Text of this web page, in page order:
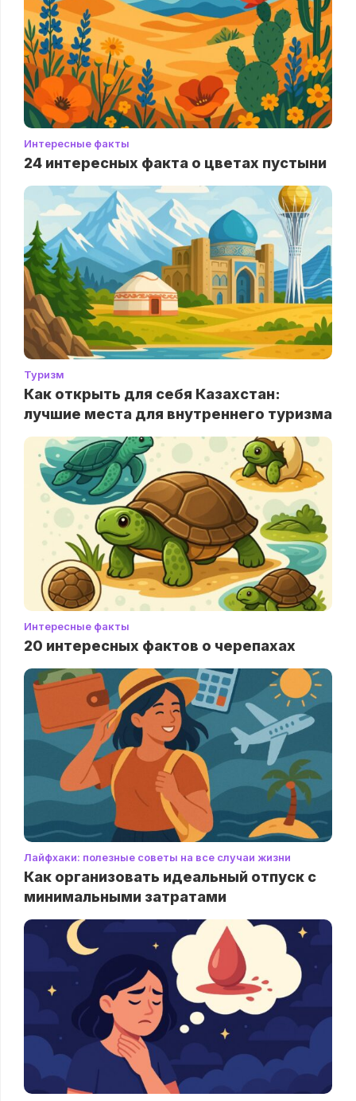
Интересные факты
24 интересных факта о цветах пустыни
Туризм
Как открыть для себя Казахстан:
лучшие места для внутреннего туризма
Интересные факты
20 интересных фактов о черепахах
Лайфхаки: полезные советы на все случаи жизни
Как организовать идеальный отпуск с
минимальными затратами